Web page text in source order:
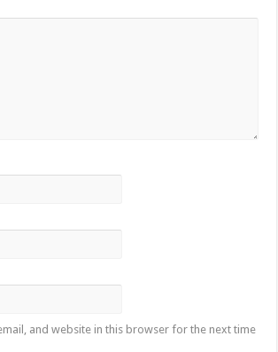
and website in this browser for the next time